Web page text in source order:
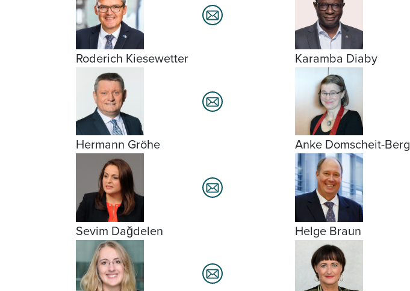
Roderich Kiesewetter Karamba Diaby
Hermann Gröhe Anke Domscheit-Berg
Sevim Dağdelen Helge Braun